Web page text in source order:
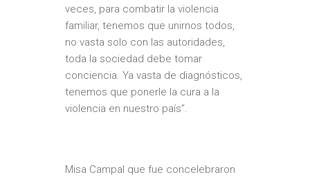
veces, para combatir la violencia
familiar, tenemos que unirnos todos,
no vasta solo con las autoridades,
toda la sociedad debe tomar
conciencia. Ya vasta de diagnósticos,
tenemos que ponerle la cura a la
violencia en nuestro país”.
Misa Campal que fue concelebraron